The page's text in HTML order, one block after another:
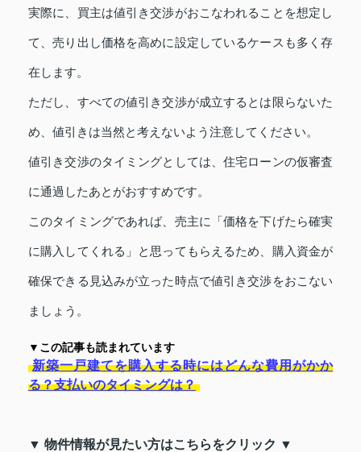
実際に、買主は値引き交渉がおこなわれることを想定し
て、売り出し価格を高めに設定しているケースも多く存
在します。
ただし、すべての値引き交渉が成立するとは限らないた
め、値引きは当然と考えないよう注意してください。
値引き交渉のタイミングとしては、住宅ローンの仮審査
に通過したあとがおすすめです。
このタイミングであれば、売主に「価格を下げたら確実
に購入してくれる」と思ってもらえるため、購入資金が
確保できる見込みが立った時点で値引き交渉をおこない
ましょう。
▼この記事も読まれています
新築一戸建てを購入する時にはどんな費用がかか
る？支払いのタイミングは？
▼ 物件情報が見たい方はこちらをクリック ▼